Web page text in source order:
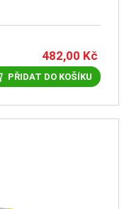
482,00 Kč
PŘIDAT DO KOŠÍKU